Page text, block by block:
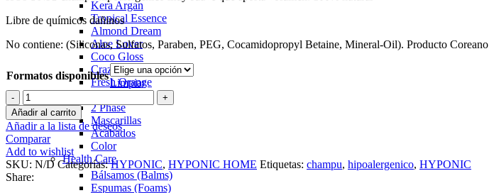
Kera Argan
Tropical Essence
Almond Dream
Aloe Lover
Coco Gloss
Crazy Strawberry
Fresh Orange
Happy Puppy
2 Phase
Mascarillas
Acabados
Color
Health Care
Bálsamos (Balms)
Espumas (Foams)
Libre de químicos dañinos
No contiene: (Siliconas, Sulfatos, Paraben, PEG, Cocamidopropyl Betaine, Mineral-Oil). Producto Coreano
Formatos disponibles
Limpiar
HYPONIC
Champú
hipoalergénico
Volumen
cantidad
Añadir al carrito
Añadir a la lista de deseos
Comparar
Add to wishlist
SKU: N/DCategorías: HYPONIC, HYPONIC HOME Etiquetas: champu, hipoalergenico, HYPONIC
Share: